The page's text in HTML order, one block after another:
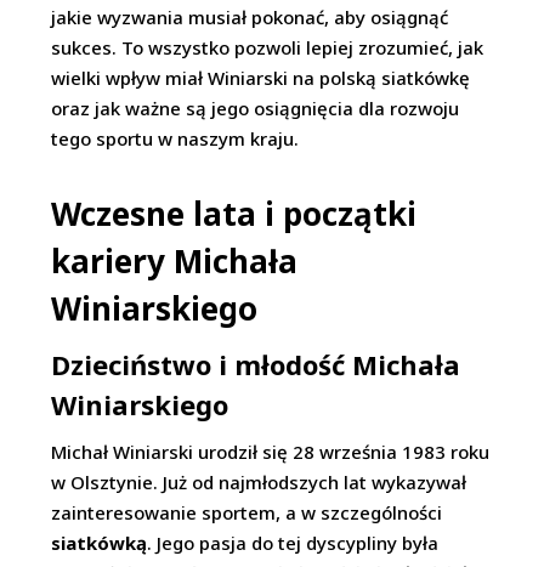
jakie wyzwania musiał pokonać, aby osiągnąć
sukces. To wszystko pozwoli lepiej zrozumieć, jak
wielki wpływ miał Winiarski na polską siatkówkę
oraz jak ważne są jego osiągnięcia dla rozwoju
tego sportu w naszym kraju.
Wczesne lata i początki
kariery Michała
Winiarskiego
Dzieciństwo i młodość Michała
Winiarskiego
Michał Winiarski urodził się 28 września 1983 roku
w Olsztynie. Już od najmłodszych lat wykazywał
zainteresowanie sportem, a w szczególności
siatkówką. Jego pasja do tej dyscypliny była